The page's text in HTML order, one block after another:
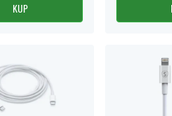
KUP